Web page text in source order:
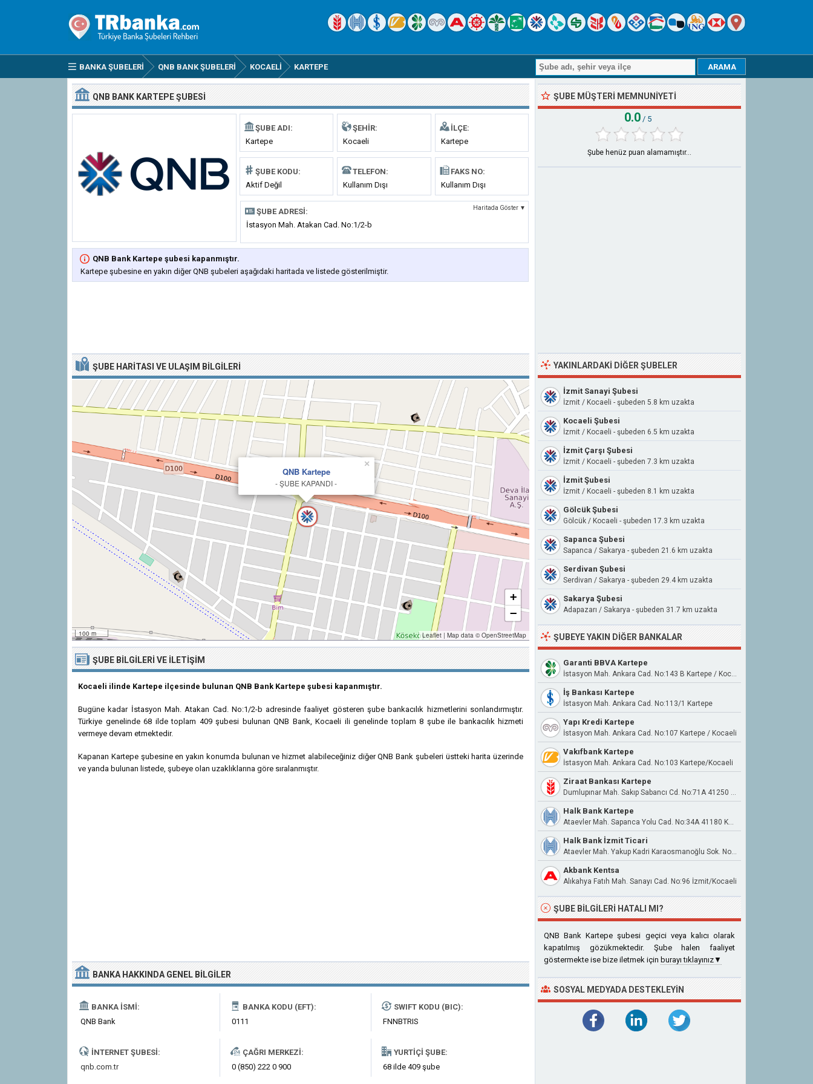
BANKA ŞUBELERI QNB BANK ŞUBELERI KOCAELI KARTEPE
QNB BANK KARTEPE ŞUBESI
ŞUBE ADI:
Kartepe
ŞEHIR:
Kocaeli
İLÇE:
Kartepe
ŞUBE KODU:
Aktif Değil
TELEFON:
Kullanım Dışı
FAKS NO:
Kullanım Dışı
ŞUBE ADRESI: Haritada Göster ▼
İstasyon Mah. Atakan Cad. No:1/2-b
QNB Bank Kartepe şubesi kapanmıştır.
Kartepe şubesine en yakın diğer QNB şubeleri aşağıdaki haritada ve listede gösterilmiştir.
ŞUBE HARITASI VE ULAŞIM BILGILERI
QNB Kartepe
- ŞUBE KAPANDI -
×
100 m
+
−
Leaflet | Map data © OpenStreetMap
ŞUBE BILGILERI VE İLETIŞIM
Kocaeli ilinde Kartepe ilçesinde bulunan QNB Bank Kartepe şubesi kapanmıştır.
Bugüne kadar İstasyon Mah. Atakan Cad. No:1/2-b adresinde faaliyet gösteren şube bankacılık hizmetlerini sonlandırmıştır.
Türkiye genelinde 68 ilde toplam 409 şubesi bulunan QNB Bank, Kocaeli ili genelinde toplam 8 şube ile bankacılık hizmeti
vermeye devam etmektedir.
Kapanan Kartepe şubesine en yakın konumda bulunan ve hizmet alabileceğiniz diğer QNB Bank şubeleri üstteki harita üzerinde
ve yanda bulunan listede, şubeye olan uzaklıklarına göre sıralanmıştır.
BANKA HAKKINDA GENEL BILGILER
BANKA İSMI:
QNB Bank
BANKA KODU (EFT):
0111
SWIFT KODU (BIC):
FNNBTRIS
İNTERNET ŞUBESI:
qnb.com.tr
ÇAĞRI MERKEZI:
0 (850) 222 0 900
YURTIÇI ŞUBE:
68 ilde 409 şube
ŞUBE MÜŞTERI MEMNUNIYETI
0.0 / 5
Şube henüz puan alamamıştır...
YAKINLARDAKI DIĞER ŞUBELER
İzmit Sanayi Şubesi
İzmit / Kocaeli - şubeden 5.8 km uzakta
Kocaeli Şubesi
İzmit / Kocaeli - şubeden 6.5 km uzakta
İzmit Çarşı Şubesi
İzmit / Kocaeli - şubeden 7.3 km uzakta
İzmit Şubesi
İzmit / Kocaeli - şubeden 8.1 km uzakta
Gölcük Şubesi
Gölcük / Kocaeli - şubeden 17.3 km uzakta
Sapanca Şubesi
Sapanca / Sakarya - şubeden 21.6 km uzakta
Serdivan Şubesi
Serdivan / Sakarya - şubeden 29.4 km uzakta
Sakarya Şubesi
Adapazarı / Sakarya - şubeden 31.7 km uzakta
ŞUBEYE YAKIN DIĞER BANKALAR
Garanti BBVA Kartepe
İstasyon Mah. Ankara Cad. No:143 B Kartepe / Kocaeli
İş Bankası Kartepe
İstasyon Mah. Ankara Cad. No:113/1 Kartepe
Yapı Kredi Kartepe
İstasyon Mah. Ankara Cad. No:107 Kartepe / Kocaeli
Vakıfbank Kartepe
İstasyon Mah. Ankara Cad. No:103 Kartepe/Kocaeli
Ziraat Bankası Kartepe
Dumlupınar Mah. Sakıp Sabancı Cd. No:71A 41250 Kartepe Kocaeli
Halk Bank Kartepe
Ataevler Mah. Sapanca Yolu Cad. No:34A 41180 Kartepe
Halk Bank İzmit Ticari
Ataevler Mah. Yakup Kadri Karaosmanoğlu Sok. No:5/1 41180 Kartepe
Akbank Kentsa
Alıkahya Fatıh Mah. Sanayı Cad. No:96 İzmit/Kocaeli
ŞUBE BILGILERI HATALI MI?
QNB Bank Kartepe şubesi geçici veya kalıcı olarak
kapatılmış gözükmektedir. Şube halen faaliyet
göstermekte ise bize iletmek için burayı tıklayınız▼
SOSYAL MEDYADA DESTEKLEYIN